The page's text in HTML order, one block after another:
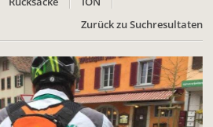
Zurück zu Suchresultaten